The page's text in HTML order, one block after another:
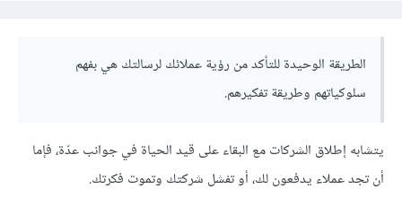
الطريقة الوحيدة للتأكد من رؤية عملائك لرسالتك هي بفهم
سلوكياتهم وطريقة تفكيرهم.
يتشابه إطلاق الشركات مع البقاء على قيد الحياة في جوانب عدّة، فإما
أن تجد عملاء يدفعون لك، أو تفشل شركتك وتموت فكرتك.